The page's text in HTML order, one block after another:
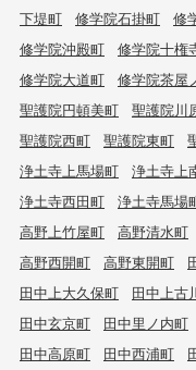
下堤町
修学院石掛町 修
修学院沖殿町
修学院十権
修学院大道町
修学院茶屋
聖護院円頓美町
聖護院川
聖護院西町
聖護院東町
浄土寺上馬場町
浄土寺上
浄土寺西田町
浄土寺馬場
高野上竹屋町
高野清水町
高野西開町
高野東開町
田中上大久保町
田中上古
田中玄京町
田中里ノ内町
田中高原町
田中西浦町